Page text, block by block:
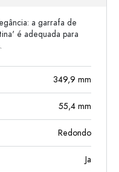
a garrafa de
é adequada para
349,9 mm
55,4 mm
Redondo
Ja